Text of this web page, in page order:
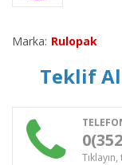
Marka: Rulopak
Teklif